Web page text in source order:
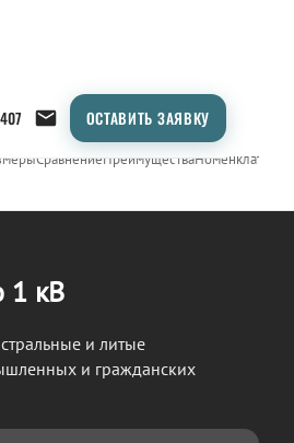
ОСТАВИТЬ ЗАЯВКУ
СравнениеПреимуществаНоменклатура
1 кВ
и литые
и гражданских